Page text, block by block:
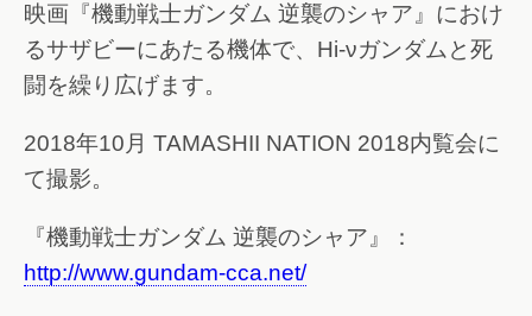
映画『機動戦士ガンダム 逆襲のシャア』におけ
るサザビーにあたる機体で、Hi-νガンダムと死
闘を繰り広げます。
2018年10月 TAMASHII NATION 2018内覧会に
て撮影。
『機動戦士ガンダム 逆襲のシャア』：
http://www.gundam-cca.net/